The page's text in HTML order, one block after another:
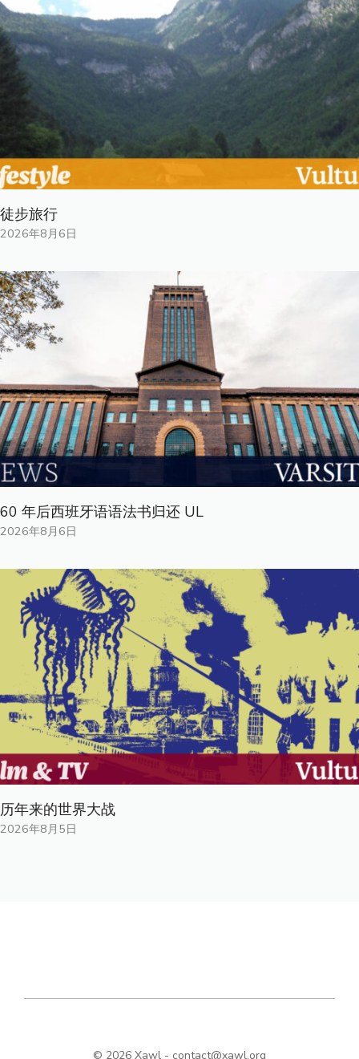
徒步旅行
2026年8月6日
60 年后西班牙语语法书归还 UL
2026年8月6日
历年来的世界大战
2026年8月5日
© 2026 Xawl - contact@xawl.org